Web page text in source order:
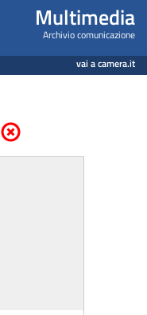
Multimedia
Archivio comunicazione
vai a camera.it
Elimina parametri di ricerca